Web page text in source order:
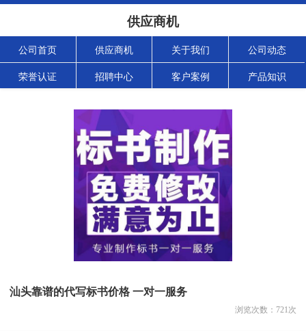
供应商机
公司首页 供应商机 关于我们 公司动态
荣誉认证 招聘中心 客户案例 产品知识
汕头靠谱的代写标书价格 一对一服务
浏览次数： 721次